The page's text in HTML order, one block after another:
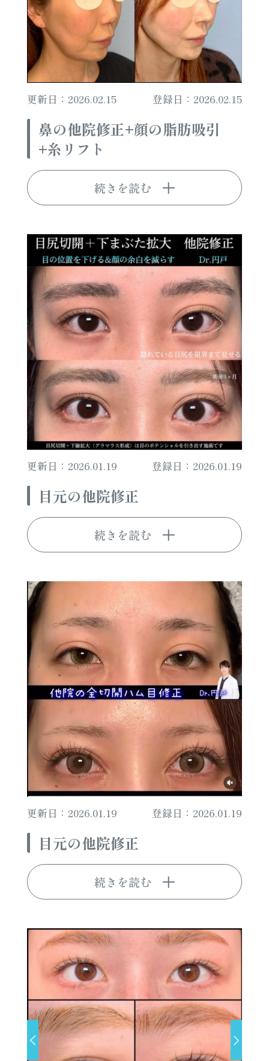
更新日：2026.02.15 登録日：2026.02.15
鼻の他院修正+顔の脂肪吸引
+糸リフト
続きを読む
更新日：2026.01.19 登録日：2026.01.19
目元の他院修正
続きを読む
更新日：2026.01.19 登録日：2026.01.19
目元の他院修正
続きを読む